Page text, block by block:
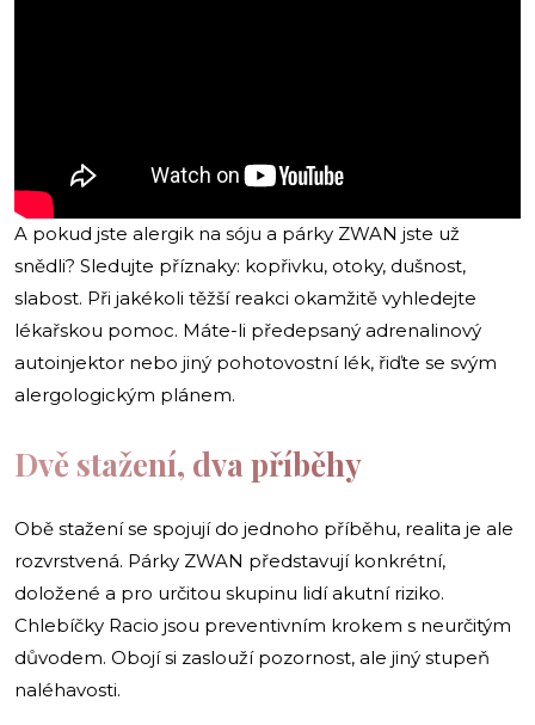
A pokud jste alergik na sóju a párky ZWAN jste už
snědli? Sledujte příznaky: kopřivku, otoky, dušnost,
slabost. Při jakékoli těžší reakci okamžitě vyhledejte
lékařskou pomoc. Máte-li předepsaný adrenalinový
autoinjektor nebo jiný pohotovostní lék, řiďte se svým
alergologickým plánem.
Dvě stažení, dva příběhy
Obě stažení se spojují do jednoho příběhu, realita je ale
rozvrstvená. Párky ZWAN představují konkrétní,
doložené a pro určitou skupinu lidí akutní riziko.
Chlebíčky Racio jsou preventivním krokem s neurčitým
důvodem. Obojí si zaslouží pozornost, ale jiný stupeň
naléhavosti.